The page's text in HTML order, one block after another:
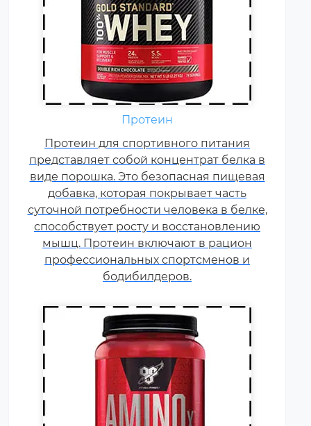
Протеин
Протеин для спортивного питания
представляет собой концентрат белка в
виде порошка. Это безопасная пищевая
добавка, которая покрывает часть
суточной потребности человека в белке,
способствует росту и восстановлению
мышц. Протеин включают в рацион
профессиональных спортсменов и
бодибилдеров.
незаменимые органические
соединения, которые обычно
поступают в организм с
белковой пищей.
Несбалансированное питание,
повышенные спортивные
нагрузки и стресс приводят к
дефициту аминокислот. Чтобы
восполнить его, можно
принимать специальные